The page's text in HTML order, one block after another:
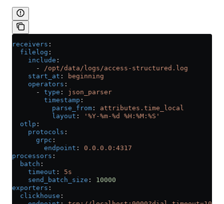
receivers :
  filelog
:
    include
:
      -
/opt/data/logs/access-structured.log
    start_at
:
beginning
    operators
:
      -
type : json_parser
        timestamp
:
          parse_from
: attributes.time_local
          layout
:
'%Y-%m-%d %H:%M:%S'
  otlp
:
    protocols
:
      grpc
:
        endpoint
: 0.0.0.0:4317
processors :
  batch
:
    timeout
: 5s
    send_batch_size
: 10000
exporters :
  clickhouse
: